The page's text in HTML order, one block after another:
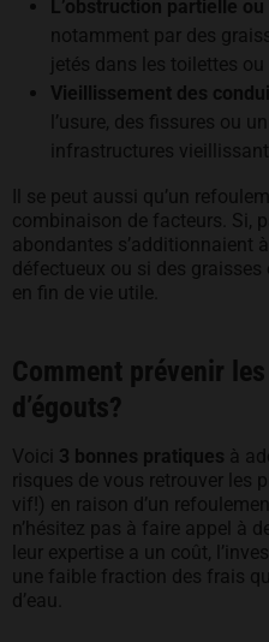
L’obstruction partielle
notamment par des
jetés dans les toilettes ou
Vieillissement des
l’usure, des fissures ou
infrastructures
Il se peut aussi qu’un
combinaison de facteurs. Si,
abondantes s’additionnaient
défectueux ou si des
en fin de vie utile.
Comment prévenir
d’égouts?
Voici 3 bonnes pratiques à
risques de vous retrouver les
vif!) en raison d’un
n’hésitez pas à faire appel à
leur expertise a un coût,
une faible fraction des frais
d’eau.